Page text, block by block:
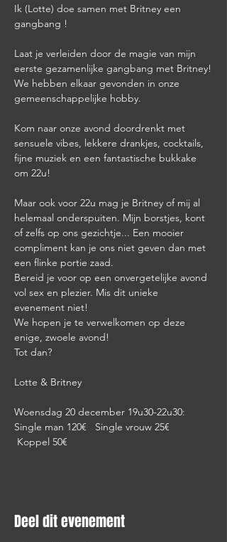
Ik (Lotte) doe samen met Britney een
Laat je verleiden door de magie van mijn
eerste gezamenlijke gangbang met Britney!
We hebben elkaar gevonden in onze
gemeenschappelijke hobby.
Kom naar onze avond doordrenkt met
sensuele vibes, lekkere drankjes, cocktails,
fijne muziek en een fantastische bukkake
om 22u!
Maar ook voor 22u mag je Britney of mij al
helemaal onderspuiten. Mijn borstjes, kont
of zelfs op ons gezichtje... Een mooier
compliment kan je ons niet geven dan met
een flinke portie zaad.
Bereid je voor op een onvergetelijke avond
vol sex en plezier. Mis dit unieke
evenement niet!
We hopen je te verwelkomen op deze
enige, zwoele avond!
Tot dan?
Lotte & Britney
Woensdag 20 december 19u30-22u30:
Single man 120€   Single vrouw 25€
Koppel 50€
Deel dit evenement